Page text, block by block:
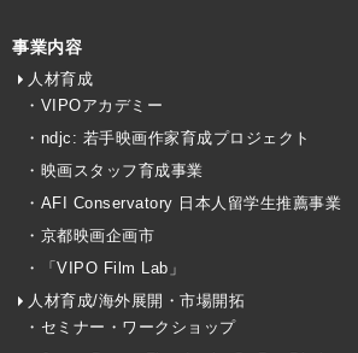
事業内容
人材育成
・VIPOアカデミー
・ndjc: 若手映画作家育成プロジェクト
・映画スタッフ育成事業
・AFI Conservatory 日本人留学生推薦事業
・京都映画企画市
・「VIPO Film Lab」
人材育成/海外展開・市場開拓
・セミナー・ワークショップ